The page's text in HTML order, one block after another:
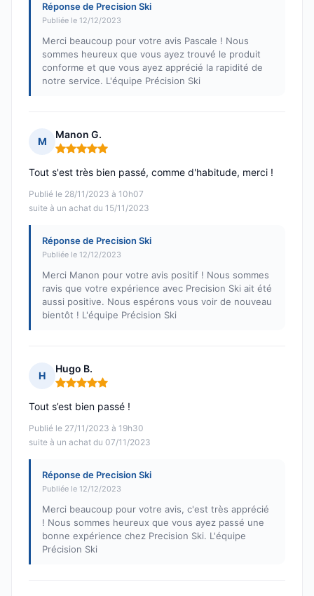
Réponse de Precision Ski
Publiée le 12/12/2023
Merci beaucoup pour votre avis Pascale ! Nous
sommes heureux que vous ayez trouvé le produit
conforme et que vous ayez apprécié la rapidité de
notre service. L'équipe Précision Ski
M
Manon G.
Note : 5 sur 5
Publié le 28/11/2023 à 10h07
suite à un achat du 15/11/2023
Tout s'est très bien passé, comme d'habitude, merci !
Réponse de Precision Ski
Publiée le 12/12/2023
Merci Manon pour votre avis positif ! Nous sommes
ravis que votre expérience avec Precision Ski ait été
aussi positive. Nous espérons vous voir de nouveau
bientôt ! L'équipe Précision Ski
H
Hugo B.
Note : 5 sur 5
Publié le 27/11/2023 à 19h30
suite à un achat du 07/11/2023
Tout s’est bien passé !
Réponse de Precision Ski
Publiée le 12/12/2023
Merci beaucoup pour votre avis, c'est très apprécié
! Nous sommes heureux que vous ayez passé une
bonne expérience chez Precision Ski. L'équipe
Précision Ski